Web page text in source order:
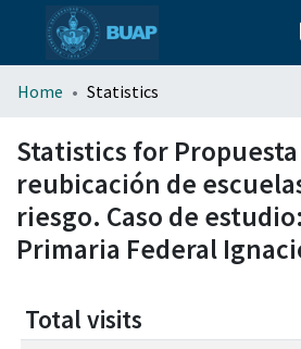
menu.section.about_menu
All of DSpace
Home Statistics
Statistics for
reubicación de
riesgo. Caso de
Primaria Federal
Total visits